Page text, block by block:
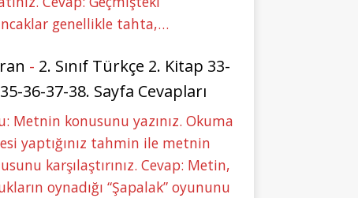
genellikle tahta,…
- 2. Sınıf Türkçe 2. Kitap 33-
36-37-38. Sayfa Cevapları
Metnin konusunu yazınız. Okuma
yaptığınız tahmin ile metnin
karşılaştırınız. Cevap: Metin,
oynadığı “Şapalak” oyununu